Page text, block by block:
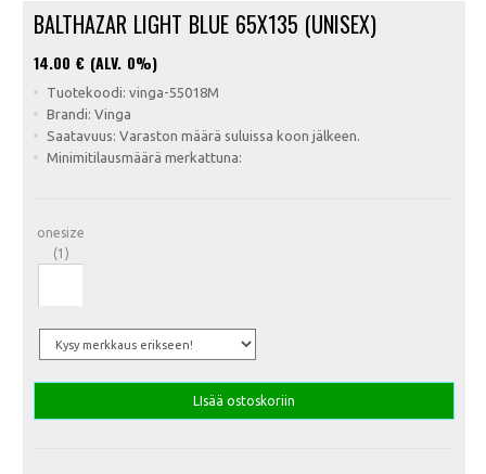
BALTHAZAR LIGHT BLUE 65X135 (UNISEX)
14.00 € (ALV. 0%)
Tuotekoodi: vinga-55018M
Brandi: Vinga
Saatavuus: Varaston määrä suluissa koon jälkeen.
Minimitilausmäärä merkattuna:
onesize
(1)
LIsää ostoskoriin